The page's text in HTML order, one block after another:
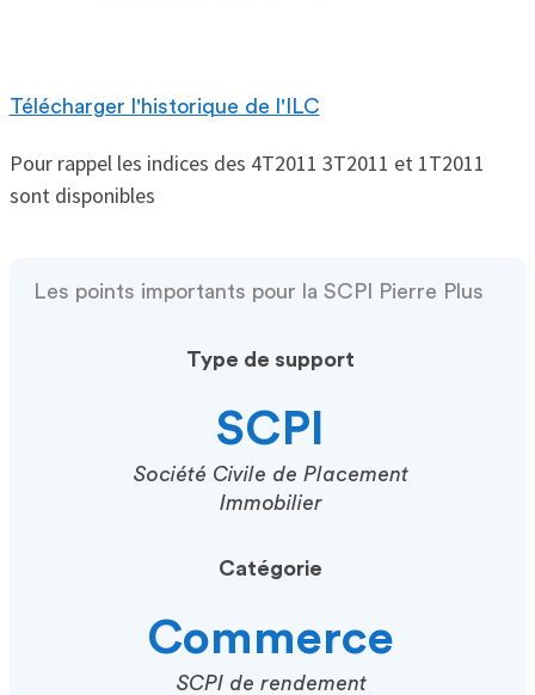
Télécharger l'historique de l'ILC
Pour rappel les indices des 4T2011 3T2011 et 1T2011
sont disponibles
Les points importants pour la SCPI Pierre Plus
Type de support
SCPI
Société Civile de Placement
Immobilier
Catégorie
Commerce
SCPI de rendement